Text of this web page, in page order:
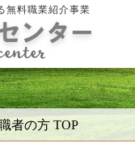
無料職業紹介事業
者の方 TOP